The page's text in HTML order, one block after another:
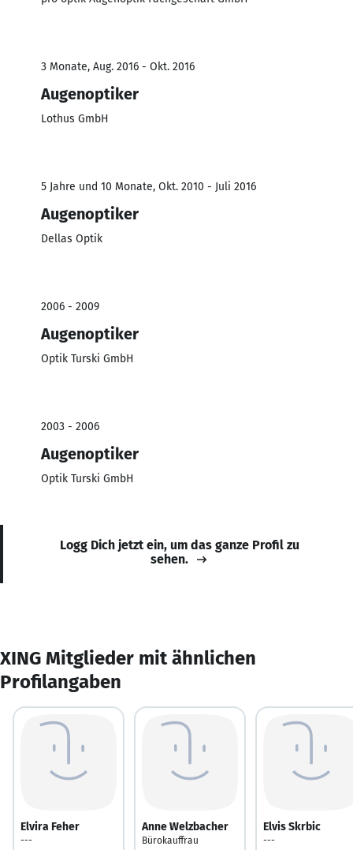
3 Monate, Aug. 2016 - Okt. 2016
Augenoptiker
Lothus GmbH
5 Jahre und 10 Monate, Okt. 2010 - Juli 2016
Augenoptiker
Dellas Optik
2006 - 2009
Augenoptiker
Optik Turski GmbH
2003 - 2006
Augenoptiker
Optik Turski GmbH
Logg Dich jetzt ein, um das ganze Profil zu
sehen.
XING Mitglieder mit ähnlichen
Profilangaben
Elvira Feher
---
Anne Welzbacher
Bürokauffrau
Elvis Skrbic
---